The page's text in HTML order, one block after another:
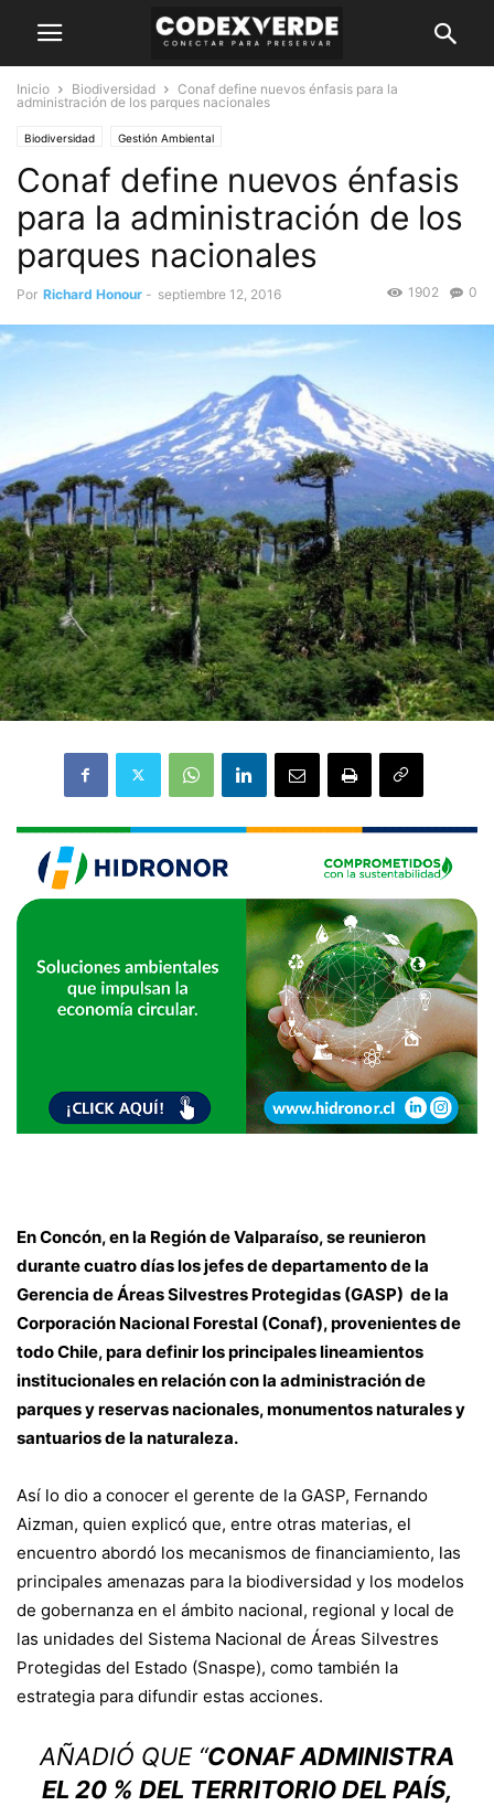
Inicio Biodiversidad
Conaf define nuevos énfasis para la
administración de los parques nacionales
Biodiversidad Gestión Ambiental
Conaf define nuevos énfasis
para la administración de los
parques nacionales
Por Richard Honour - septiembre 12, 2016 0
1902
En Concón, en la Región de Valparaíso, se reunieron
durante cuatro días los jefes de departamento de la
Gerencia de Áreas Silvestres Protegidas (GASP) de la
Corporación Nacional Forestal (Conaf), provenientes de
todo Chile, para definir los principales lineamientos
institucionales en relación con la administración de
parques y reservas nacionales, monumentos naturales y
santuarios de la naturaleza.
Así lo dio a conocer el gerente de la GASP, Fernando
Aizman, quien explicó que, entre otras materias, el
encuentro abordó los mecanismos de financiamiento, las
principales amenazas para la biodiversidad y los modelos
de gobernanza en el ámbito nacional, regional y local de
las unidades del Sistema Nacional de Áreas Silvestres
Protegidas del Estado (Snaspe), como también la
estrategia para difundir estas acciones.
AÑADIÓ QUE “CONAF ADMINISTRA
EL 20 % DEL TERRITORIO DEL PAÍS,